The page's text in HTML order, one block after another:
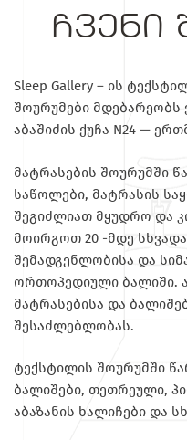
ჩვენი
Sleep Gallery – ის
შოურუმები მდებარეობს
აბაშიძის ქუჩა N24 —
მატრასების შოურუმში
საწოლები, მატრასის
შეგიძლიათ მყუდრო და
მოირგოთ 20 -მდე
შემადგენლობისა და
ორთოპედიული ბალიში.
მატრასებისა და
შესაძლებლობას.
ტექსტილის შოურუმში
ბალიშები, თეთრეული,
აბაზანის ხალიჩები და